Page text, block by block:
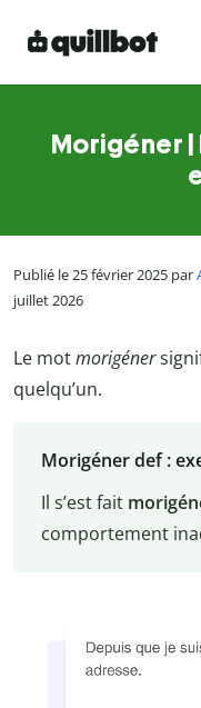
Morigéner
Publié le 25 février 2025 par
juillet 2026
Le motmorigéner
quelqu’un.
Morigénerdef :
Il s’est fait
comportement